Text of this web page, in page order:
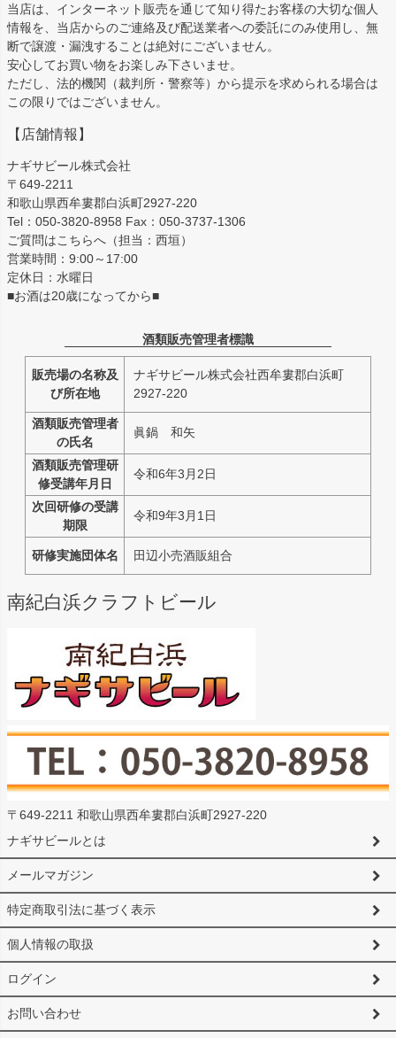
当店は、インターネット販売を通じて知り得たお客様の大切な個人
情報を、当店からのご連絡及び配送業者への委託にのみ使用し、無
断で譲渡・漏洩することは絶対にございません。
安心してお買い物をお楽しみ下さいませ。
ただし、法的機関（裁判所・警察等）から提示を求められる場合は
この限りではございません。
【店舗情報】
ナギサビール株式会社
〒649-2211
和歌山県西牟婁郡白浜町2927-220
Tel：050-3820-8958 Fax：050-3737-1306
ご質問はこちらへ（担当：西垣）
営業時間：9:00～17:00
定休日：水曜日
■お酒は20歳になってから■
酒類販売管理者標識
販売場の名称及
び所在地
ナギサビール株式会社西牟婁郡白浜町
2927-220
酒類販売管理者
の氏名
眞鍋 和矢
酒類販売管理研
修受講年月日
令和6年3月2日
次回研修の受講
期限
令和9年3月1日
研修実施団体名 田辺小売酒販組合
南紀白浜クラフトビール
〒649-2211 和歌山県西牟婁郡白浜町2927-220
ナギサビールとは
メールマガジン
特定商取引法に基づく表示
個人情報の取扱
ログイン
お問い合わせ